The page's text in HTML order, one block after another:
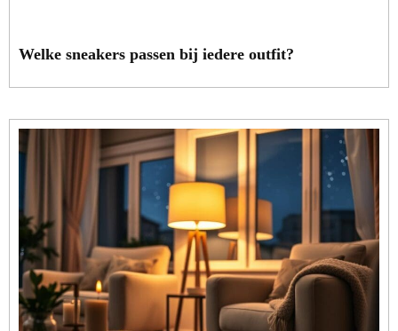
Welke sneakers passen bij iedere outfit?